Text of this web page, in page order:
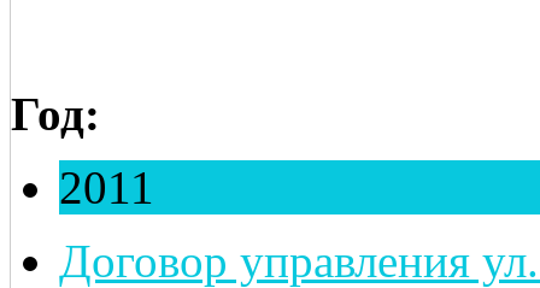
Год:
2011
Договор управления